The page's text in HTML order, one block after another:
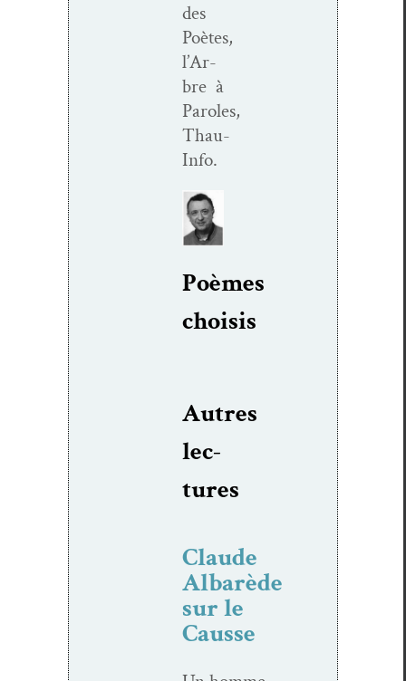
des
Poètes,
l’Ar­
bre à
Paroles,
Thau-
Info.
Poèmes
choi­sis
Autres
lec­
tures
Claude
Albarède
sur le
Causse